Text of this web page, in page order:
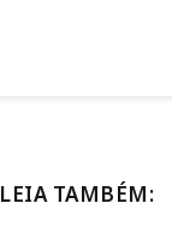
LEIA TAMBÉM: